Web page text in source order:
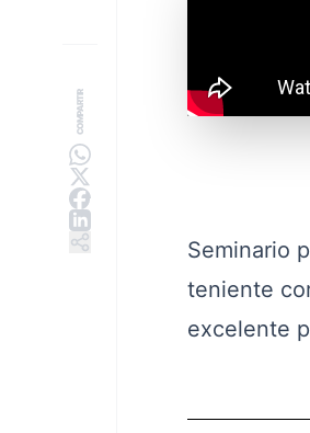
COMPARTIR
Seminario
teniente
excelente